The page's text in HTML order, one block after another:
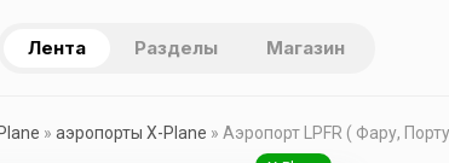
Лента Разделы Магазин
» аэропорты X-Plane » Аэропорт LPFR ( Фару,